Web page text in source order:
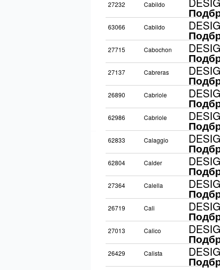
27232 Cabildo
63066 Cabildo
27715 Cabochon
27137 Cabreras
26890 Cabriole
62986 Cabriole
62833 Calaggio
62804 Calder
27364 Calella
26719 Cali
27013 Calico
26429 Calista